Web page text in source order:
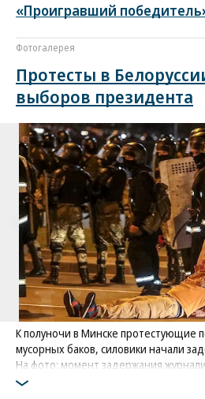
«Проигравший
Фотогалерея
Протесты в
выборов президента
К полуночи в Минске протестующие
мусорных баков, силовики начали
На фото: момент задержания
Фото: Reuters